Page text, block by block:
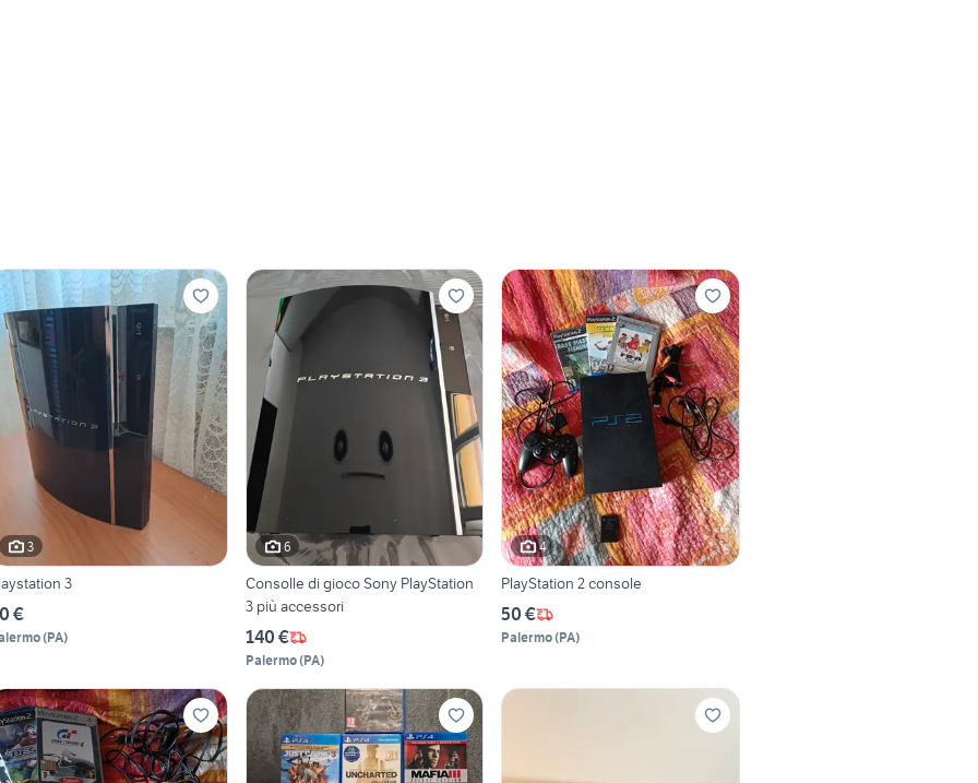
3
3
€
(PA)
6
Consolle di gioco Sony PlayStation
3 più accessori
140 €
Palermo(PA)
4
PlayStation 2 console
50 €
Palermo(PA)